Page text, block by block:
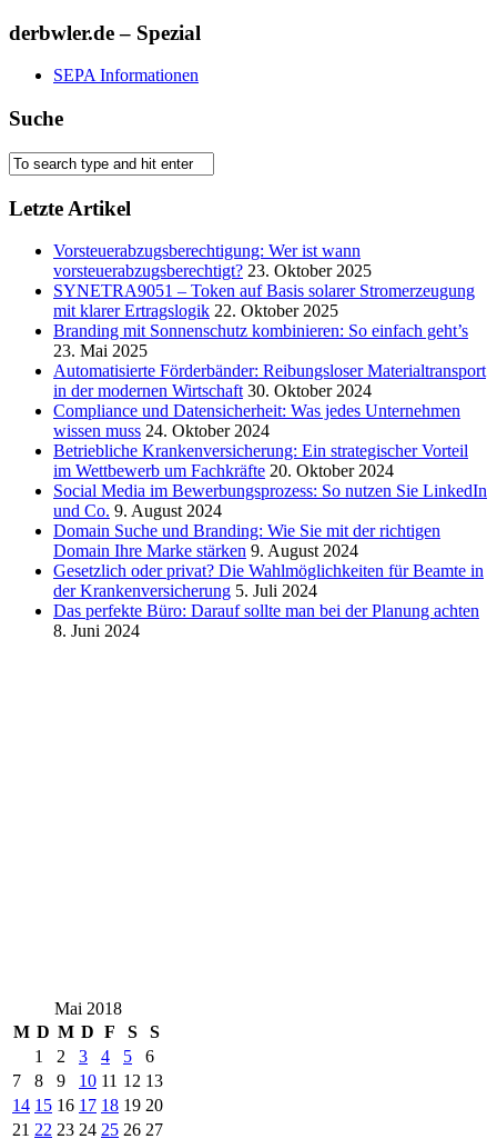
derbwler.de – Spezial
SEPA Informationen
Suche
Letzte Artikel
Vorsteuerabzugsberechtigung: Wer ist wann
vorsteuerabzugsberechtigt? 23. Oktober 2025
SYNETRA9051 – Token auf Basis solarer Stromerzeugung
mit klarer Ertragslogik 22. Oktober 2025
Branding mit Sonnenschutz kombinieren: So einfach geht’s
23. Mai 2025
Automatisierte Förderbänder: Reibungsloser Materialtransport
in der modernen Wirtschaft 30. Oktober 2024
Compliance und Datensicherheit: Was jedes Unternehmen
wissen muss 24. Oktober 2024
Betriebliche Krankenversicherung: Ein strategischer Vorteil
im Wettbewerb um Fachkräfte 20. Oktober 2024
Social Media im Bewerbungsprozess: So nutzen Sie LinkedIn
und Co. 9. August 2024
Domain Suche und Branding: Wie Sie mit der richtigen
Domain Ihre Marke stärken 9. August 2024
Gesetzlich oder privat? Die Wahlmöglichkeiten für Beamte in
der Krankenversicherung 5. Juli 2024
Das perfekte Büro: Darauf sollte man bei der Planung achten
8. Juni 2024
Mai 2018
M D M D F S
S
1
2 3 4 5
6
7
8 9 10 11 12 13
14 15 16 17 18 19 20
21 22 23 24 25 26 27